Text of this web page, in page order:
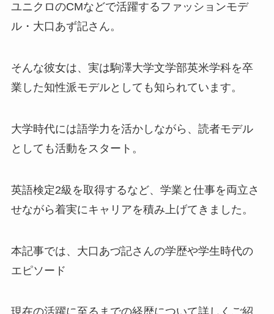
ユニクロのCMなどで活躍するファッションモデ
ル・大口あず記さん。
そんな彼女は、実は駒澤大学文学部英米学科を卒
業した知性派モデルとしても知られています。
大学時代には語学力を活かしながら、読者モデル
としても活動をスタート。
英語検定2級を取得するなど、学業と仕事を両立さ
せながら着実にキャリアを積み上げてきました。
本記事では、大口あづ記さんの学歴や学生時代の
エピソード